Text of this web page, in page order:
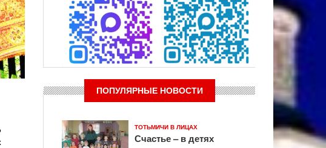
ПОПУЛЯРНЫЕ НОВОСТИ
ТОТЬМИЧИ В ЛИЦАХ
Счастье – в детях